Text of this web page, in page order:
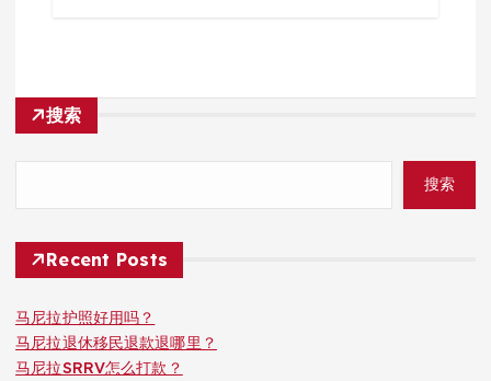
搜索
搜索
Recent Posts
马尼拉护照好用吗？
马尼拉退休移民退款退哪里？
马尼拉SRRV怎么打款？